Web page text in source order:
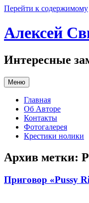
Перейти к содержимому
Алексей
Интересные
Меню
Главная
Об Авторе
Контакты
Фотогалерея
Крестики нолики
Архив метки:
Приговор «Pussy